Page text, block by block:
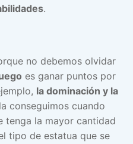
.
no debemos olvidar
es ganar puntos por
la dominación y la
la conseguimos cuando
tenga la mayor cantidad
tipo de estatua que se